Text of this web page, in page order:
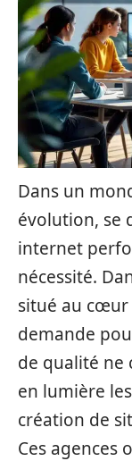
Dans un
évolution, se
internet
nécessité.
situé au cœur
demande
de qualité ne
en lumière
création de
Ces agences